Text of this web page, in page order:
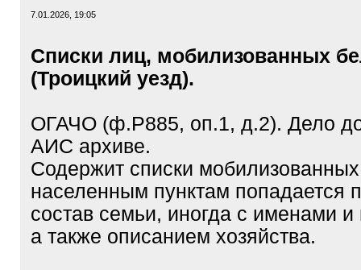
7.01.2026, 19:05
Списки лиц, мобилизованных
(Троицкий уезд).
ОГАЧО (ф.Р885, оп.1, д.2). Дело
АИС архиве.
Содержит списки
населенным пунктам попадается
состав семьи, иногда с именами и
а также описанием хозяйства.